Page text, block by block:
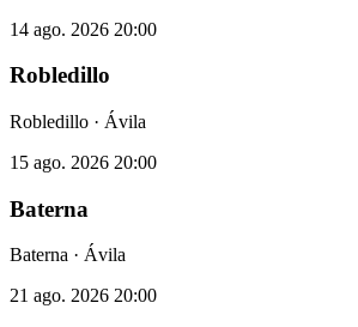
14 ago. 2026 20:00
Robledillo
Robledillo · Ávila
15 ago. 2026 20:00
Baterna
Baterna · Ávila
21 ago. 2026 20:00